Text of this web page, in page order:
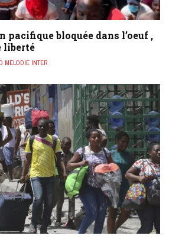
bloquée dans l’oeuf ,
liberté
MÉLODIE INTER